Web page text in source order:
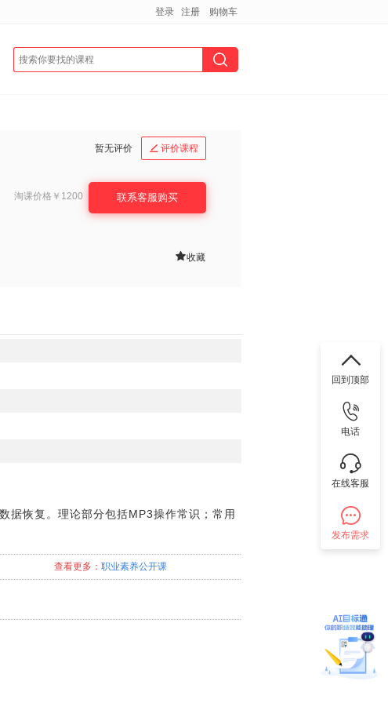
暂无评价  评价课程
淘课价格 ￥1200 联系客服购买
收藏
据恢复。理论部分包括MP3操作常识；常用
查看更多： 职业素养公开课
登录 注册 购物车
回到顶部
电话
在线客服
发布需求